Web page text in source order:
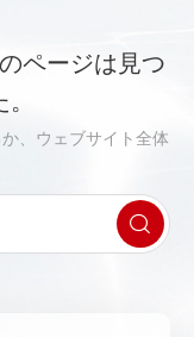
ページは見つ
、ウェブサイト全体